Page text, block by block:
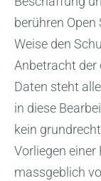
berühren
Weise den
Anbetracht
Daten steht
in diese
kein
Vorliegen
massgeblich